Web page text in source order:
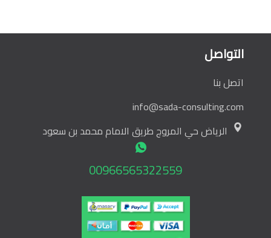
التواصل
اتصل بنا
info@sada-consulting.com
الرياض حي المروج طريق الامام محمد بن سعود
00966565322559